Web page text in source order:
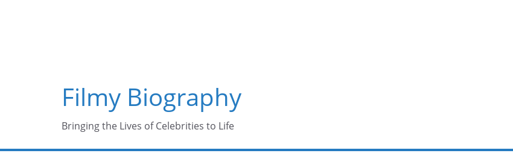
Filmy Biography
Bringing the Lives of Celebrities to Life